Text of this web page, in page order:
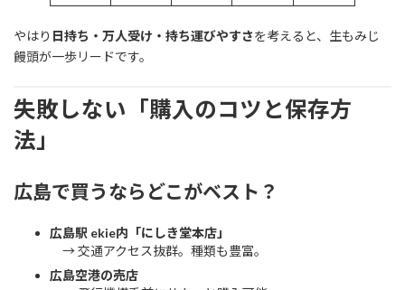
やはり 日持ち・万人受け・持ち運びやすさを考えると、生もみじ
饅頭が一歩リードです。
失敗しない「購入のコツと保存方
法」
広島で買うならどこがベスト？
広島駅 ekie内「にしき堂本店」
→ 交通アクセス抜群。種類も豊富。
広島空港の売店